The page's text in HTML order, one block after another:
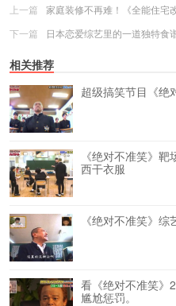
上一篇
家庭装修不再难！《全能住宅
下一篇
日本恋爱综艺里的一道独特食
相关推荐
超级搞笑节目《绝
《绝对不准笑》
西干衣服
《绝对不准笑》
看《绝对不准笑》
尴尬惩罚。